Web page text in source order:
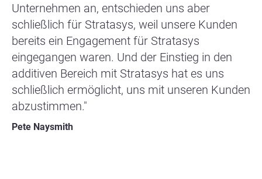
Unternehmen an, entschieden uns aber
schließlich für Stratasys, weil unsere Kunden
bereits ein Engagement für Stratasys
eingegangen waren. Und der Einstieg in den
additiven Bereich mit Stratasys hat es uns
schließlich ermöglicht, uns mit unseren Kunden
abzustimmen."
Pete Naysmith